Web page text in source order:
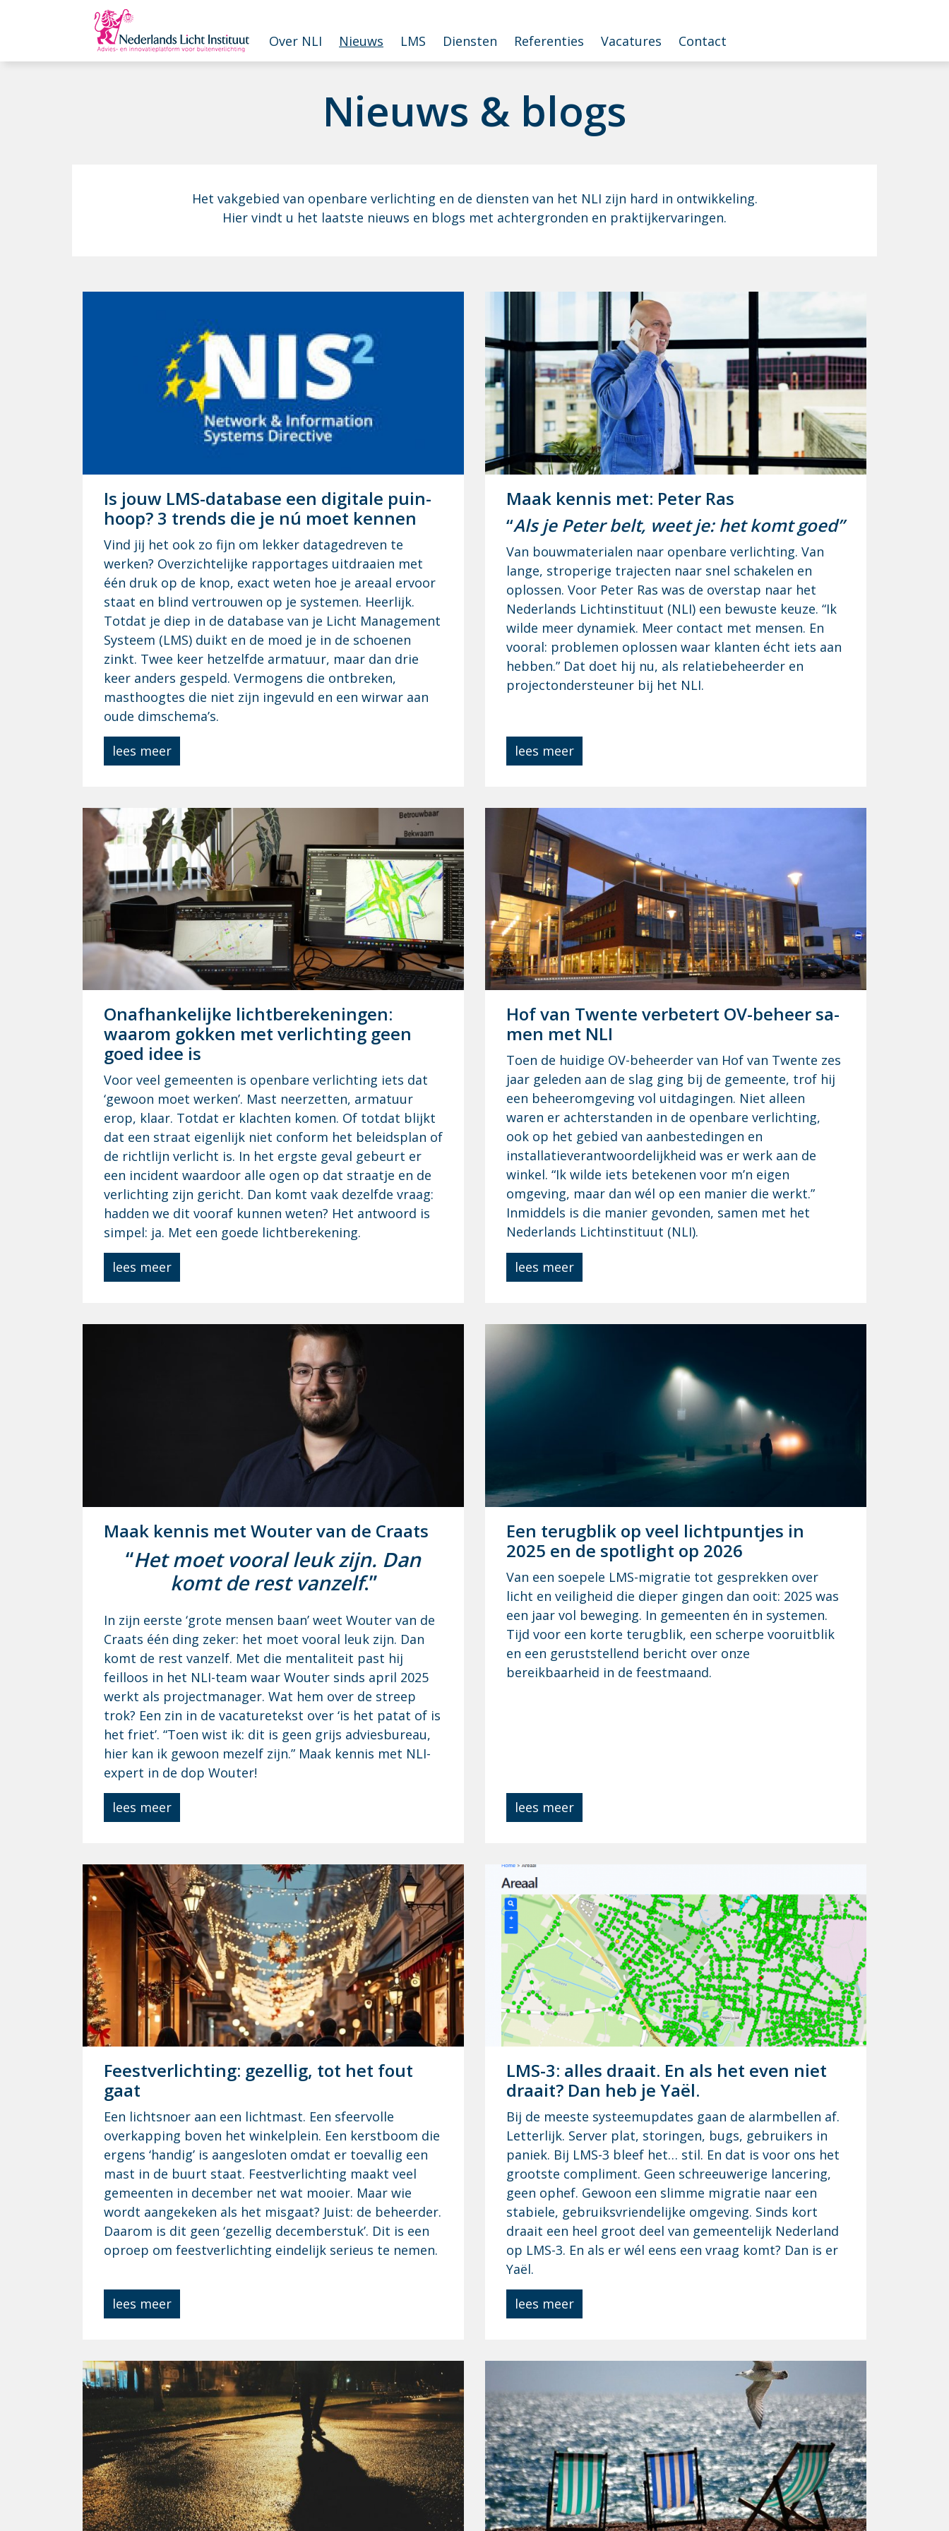
Overslaan en naar de inhoud gaan
Over NLI Nieuws LMS Diensten Referenties Vacatures Contact
Nieuws & blogs
Het vakgebied van openbare verlichting en de diensten van het NLI zijn hard in ontwikkeling.
Hier vindt u het laatste nieuws en blogs met achtergronden en praktijkervaringen.
Is jouw LMS-da­ta­ba­se een di­gi­ta­le puin­
hoop? 3 trends die je nú moet ken­nen
Vind jij het ook zo fijn om lekker datagedreven te
werken? Overzichtelijke rapportages uitdraaien met
één druk op de knop, exact weten hoe je areaal ervoor
staat en blind vertrouwen op je systemen. Heerlijk.
Totdat je diep in de database van je Licht Management
Systeem (LMS) duikt en de moed je in de schoenen
zinkt. Twee keer hetzelfde armatuur, maar dan drie
keer anders gespeld. Vermogens die ontbreken,
masthoogtes die niet zijn ingevuld en een wirwar aan
oude dimschema’s.
lees meer
Maak ken­nis met: Pe­ter Ras
“Als je Peter belt, weet je: het komt goed”
Van bouwmaterialen naar openbare verlichting. Van
lange, stroperige trajecten naar snel schakelen en
oplossen. Voor Peter Ras was de overstap naar het
Nederlands Lichtinstituut (NLI) een bewuste keuze. “Ik
wilde meer dynamiek. Meer contact met mensen. En
vooral: problemen oplossen waar klanten écht iets aan
hebben.” Dat doet hij nu, als relatiebeheerder en
projectondersteuner bij het NLI.
lees meer
On­af­han­ke­lij­ke licht­be­re­ke­nin­gen:
waar­om gok­ken met ver­lich­ting geen
goed idee is
Voor veel gemeenten is openbare verlichting iets dat
‘gewoon moet werken’. Mast neerzetten, armatuur
erop, klaar. Totdat er klachten komen. Of totdat blijkt
dat een straat eigenlijk niet conform het beleidsplan of
de richtlijn verlicht is. In het ergste geval gebeurt er
een incident waardoor alle ogen op dat straatje en de
verlichting zijn gericht. Dan komt vaak dezelfde vraag:
hadden we dit vooraf kunnen weten? Het antwoord is
simpel: ja. Met een goede lichtberekening.
lees meer
Hof van Twen­te ver­be­tert OV-be­heer sa­
men met NLI
Toen de huidige OV-beheerder van Hof van Twente zes
jaar geleden aan de slag ging bij de gemeente, trof hij
een beheeromgeving vol uitdagingen. Niet alleen
waren er achterstanden in de openbare verlichting,
ook op het gebied van aanbestedingen en
installatieverantwoordelijkheid was er werk aan de
winkel. “Ik wilde iets betekenen voor m’n eigen
omgeving, maar dan wél op een manier die werkt.”
Inmiddels is die manier gevonden, samen met het
Nederlands Lichtinstituut (NLI).
lees meer
Maak ken­nis met Wou­ter van de Craats
“Het moet vooral leuk zijn. Dan
komt de rest vanzelf.”
In zijn eerste ‘grote mensen baan’ weet Wouter van de
Craats één ding zeker: het moet vooral leuk zijn. Dan
komt de rest vanzelf. Met die mentaliteit past hij
feilloos in het NLI-team waar Wouter sinds april 2025
werkt als projectmanager. Wat hem over de streep
trok? Een zin in de vacaturetekst over ‘is het patat of is
het friet’. “Toen wist ik: dit is geen grijs adviesbureau,
hier kan ik gewoon mezelf zijn.” Maak kennis met NLI-
expert in de dop Wouter!
lees meer
Een te­rug­blik op veel licht­punt­jes in
2025 en de spot­light op 2026
Van een soepele LMS-migratie tot gesprekken over
licht en veiligheid die dieper gingen dan ooit: 2025 was
een jaar vol beweging. In gemeenten én in systemen.
Tijd voor een korte terugblik, een scherpe vooruitblik
en een geruststellend bericht over onze
bereikbaarheid in de feestmaand.
lees meer
Feest­ver­lich­ting: ge­zel­lig, tot het fout
gaat
Een lichtsnoer aan een lichtmast. Een sfeervolle
overkapping boven het winkelplein. Een kerstboom die
ergens ‘handig’ is aangesloten omdat er toevallig een
mast in de buurt staat. Feestverlichting maakt veel
gemeenten in december net wat mooier. Maar wie
wordt aangekeken als het misgaat? Juist: de beheerder.
Daarom is dit geen ‘gezellig decemberstuk’. Dit is een
oproep om feestverlichting eindelijk serieus te nemen.
lees meer
LMS-3: al­les draait. En als het even niet
draait? Dan heb je Yaël.
Bij de meeste systeemupdates gaan de alarmbellen af.
Letterlijk. Server plat, storingen, bugs, gebruikers in
paniek. Bij LMS-3 bleef het… stil. En dat is voor ons het
grootste compliment. Geen schreeuwerige lancering,
geen ophef. Gewoon een slimme migratie naar een
stabiele, gebruiksvriendelijke omgeving. Sinds kort
draait een heel groot deel van gemeentelijk Nederland
op LMS-3. En als er wél eens een vraag komt? Dan is er
Yaël.
lees meer